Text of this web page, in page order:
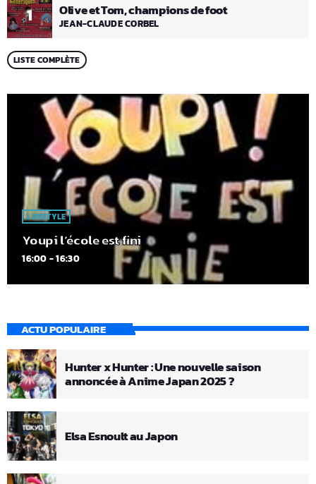
1 Olive et Tom, champions de foot
JEAN-CLAUDE CORBEL
LISTE COMPLÈTE
LIFESTYLE
Youpi l’école est fini
16:00 - 16:30
ACTU POPULAIRE
Hunter x Hunter : Une nouvelle saison
annoncée à Anime Japan 2025 ?
Elsa Esnoult au Japon